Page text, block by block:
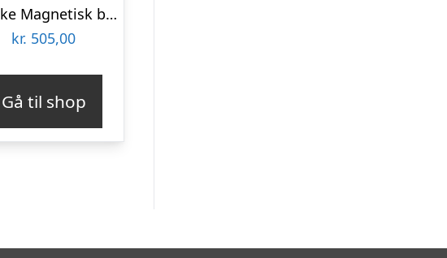
Satake Magnetisk bordskåner, matsort
kr. 505,00
Gå til shop